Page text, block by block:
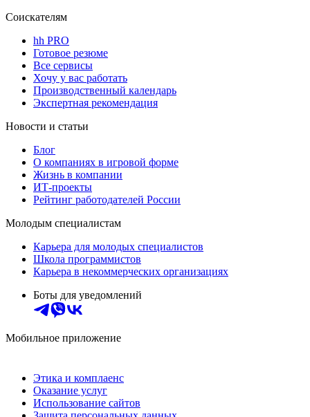
Соискателям
hh PRO
Готовое резюме
Все сервисы
Хочу у вас работать
Производственный календарь
Экспертная рекомендация
Новости и статьи
Блог
О компаниях в игровой форме
Жизнь в компании
ИТ-проекты
Рейтинг работодателей России
Молодым специалистам
Карьера для молодых специалистов
Школа программистов
Карьера в некоммерческих организациях
Боты для уведомлений
Мобильное приложение
Этика и комплаенс
Оказание услуг
Использование сайтов